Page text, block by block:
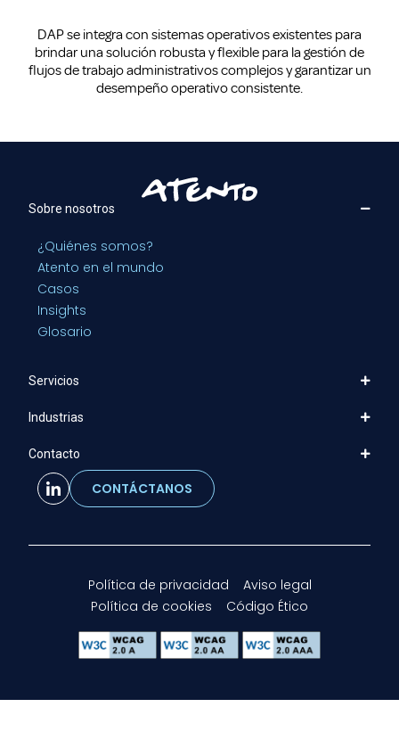
DAP se integra con sistemas operativos existentes para
brindar una solución robusta y flexible para la gestión de
flujos de trabajo administrativos complejos y garantizar un
desempeño operativo consistente.
Sobre nosotros
¿Quiénes somos?
Atento en el mundo
Casos
Insights
Glosario
Servicios
Industrias
Contacto
CONTÁCTANOS
Política de privacidad
Aviso legal
Política de cookies
Código Ético